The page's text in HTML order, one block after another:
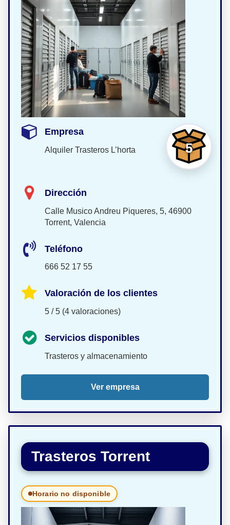
5
Empresa
Alquiler Trasteros L’horta
Dirección
Calle Musico Andreu Piqueres, 5, 46900
Torrent, Valencia
Teléfono
666 52 17 55
Valoración de los clientes
5 / 5 (4 valoraciones)
Servicios disponibles
Trasteros y almacenamiento
Ver empresa
Trasteros Torrent
Horario no disponible